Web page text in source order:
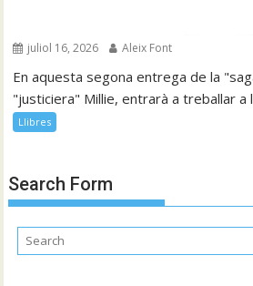
juliol 16, 2026 Aleix Font
En aquesta segona entrega de la
"justiciera" Millie, entrarà a treballar a
Llibres
Search Form